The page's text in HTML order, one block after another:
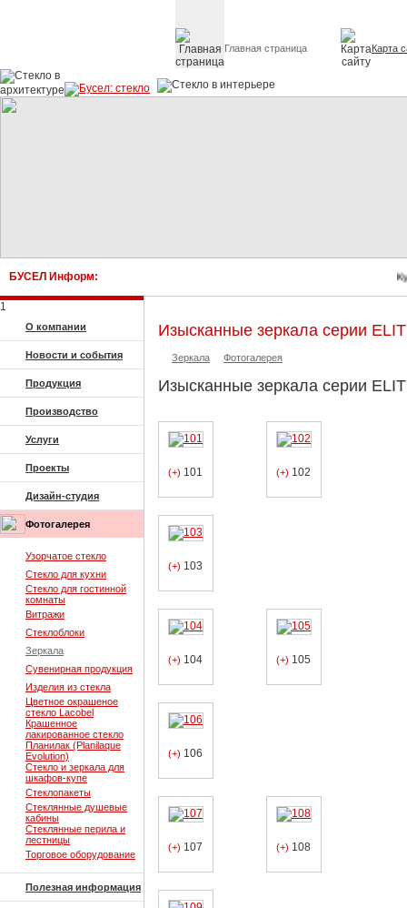
Главная страница Карта
БУСЕЛ Информ:
1
О компании
Новости и события
Продукция
Производство
Услуги
Проекты
Дизайн-студия
Фотогалерея
Узорчатое стекло
Стекло для кухни
Стекло для гостинной
комнаты
Витражи
Стеклоблоки
Зеркала
Сувенирная продукция
Изделия из стекла
Цветное окрашеное
стекло Lacobel
Крашенное
лакированное стекло
Планилак (Planilaque
Evolution)
Стекло и зеркала для
шкафов-купе
Стеклопакеты
Стеклянные душевые
кабины
Стеклянные перила и
лестницы
Торговое оборудование
Полезная информация
Изысканные зеркала серии ELIT
Зеркала Фотогалерея
Изысканные зеркала серии ELIT
(+) 101 (+) 102
(+) 103
(+) 104 (+) 105
(+) 106
(+) 107 (+) 108